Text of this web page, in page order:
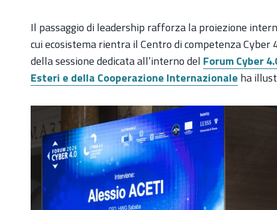
Il passaggio di leadership rafforza la proiezione
cui ecosistema rientra il Centro di competenza
della sessione dedicata all’interno del Forum Cyber
Esteri e della Cooperazione Internazionale ha